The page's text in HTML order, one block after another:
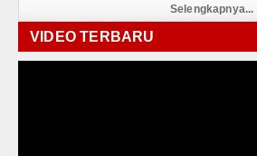
Selengkapnya...
VIDEO TERBARU